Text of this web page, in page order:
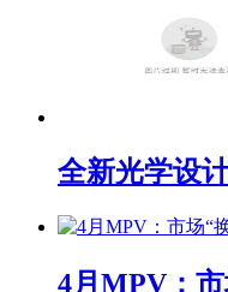
全新光学设
4月MPV：